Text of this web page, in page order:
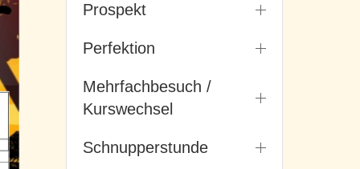
Prospekt
Perfektion
Mehrfachbesuch /
Kurswechsel
Schnupperstunde